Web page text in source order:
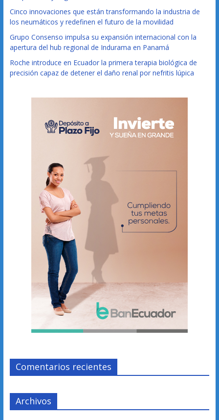
Cinco innovaciones que están transformando la industria de
los neumáticos y redefinen el futuro de la movilidad
Grupo Consenso impulsa su expansión internacional con la
apertura del hub regional de Indurama en Panamá
Roche introduce en Ecuador la primera terapia biológica de
precisión capaz de detener el daño renal por nefritis lúpica
Comentarios recientes
Archivos